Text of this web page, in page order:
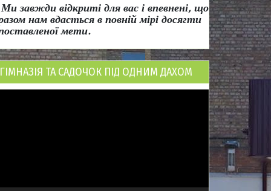
Ми завжди відкриті для вас і впевнені, що
нам вдасться в повній мірі досягти
мети.
ГІМНАЗІЯ ТА САДОЧОК ПІД ОДНИМ ДАХОМ